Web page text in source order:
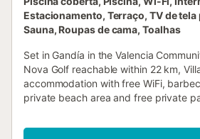
Estacionamento, Terraço, TV de tela
Sauna, Roupas de cama, Toalhas
Set in Gandía in the Valencia
Nova Golf reachable within 22 km,
accommodation with free WiFi,
private beach area and free private